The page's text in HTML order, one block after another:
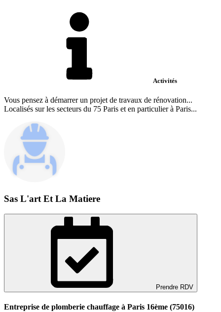
Activités
Vous pensez à démarrer un projet de travaux de rénovation...
Localisés sur les secteurs du 75 Paris et en particulier à Paris...
Sas L'art Et La Matiere
Prendre RDV
Entreprise de plomberie chauffage à Paris 16ème (75016)